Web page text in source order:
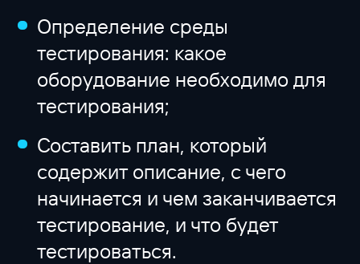
Определение среды
тестирования: какое
оборудование необходимо для
тестирования;
Составить план, который
содержит описание, с чего
начинается и чем заканчивается
тестирование, и что будет
тестироваться.